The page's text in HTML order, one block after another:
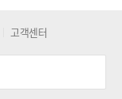
고객센터